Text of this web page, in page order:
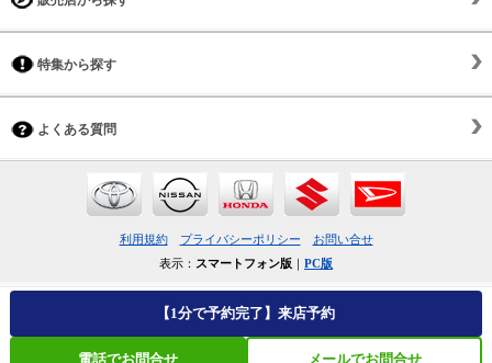
【1分で予約完了】来店予約
電話でお問合せ メールでお問合せ
特集から探す
よくある質問
利用規約 プライバシーポリシー
お問い合せ
表示： スマートフォン版 PC版